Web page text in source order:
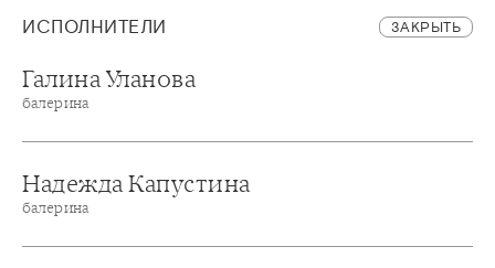
ИСПОЛНИТЕЛИ ЗАКРЫТЬ
Галина Уланова
балерина
Надежда Капустина
балерина